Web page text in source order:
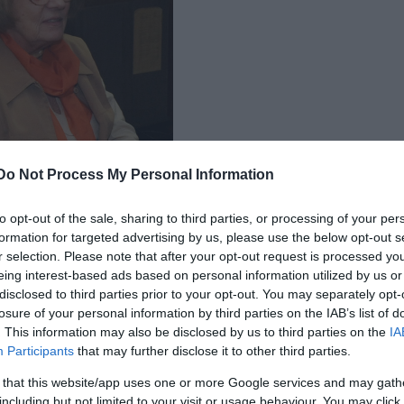
Not Process My Personal Information
opt-out of the sale, sharing to third parties, or processing of your
for targeted advertising by us, please use the below opt-out
selection. Please note that after your opt-out request is processed
interest-based ads based on personal information utilized by us
to third parties prior to your opt-out. You may separately
of your personal information by third parties on the IAB’s list of
This information may also be disclosed by us to third parties on the
Participants that may further disclose it to other third parties.
that this website/app uses one or more Google services and may
Vígszínházesetében a pályáztatási procedúra tele van
súroló álságos fordulatokkal”. Elsősorban a
és Eszenyi Enikőpályázata két ellentétes irányt
historizáló színházeszményt képvisel, s